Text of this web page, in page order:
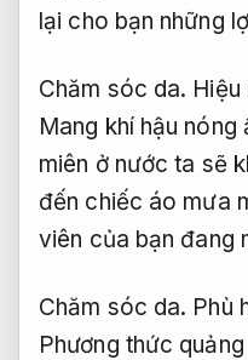
lại cho bạn những
Chăm sóc da.
Mang khí hậu
miên ở nước ta sẽ
đến chiếc áo mưa
viên của bạn đang
Chăm sóc da. Phù
Phương thức